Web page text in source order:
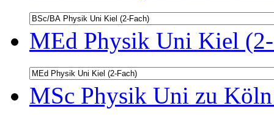
MEd Physik Uni Kiel
MSc Physik Uni zu